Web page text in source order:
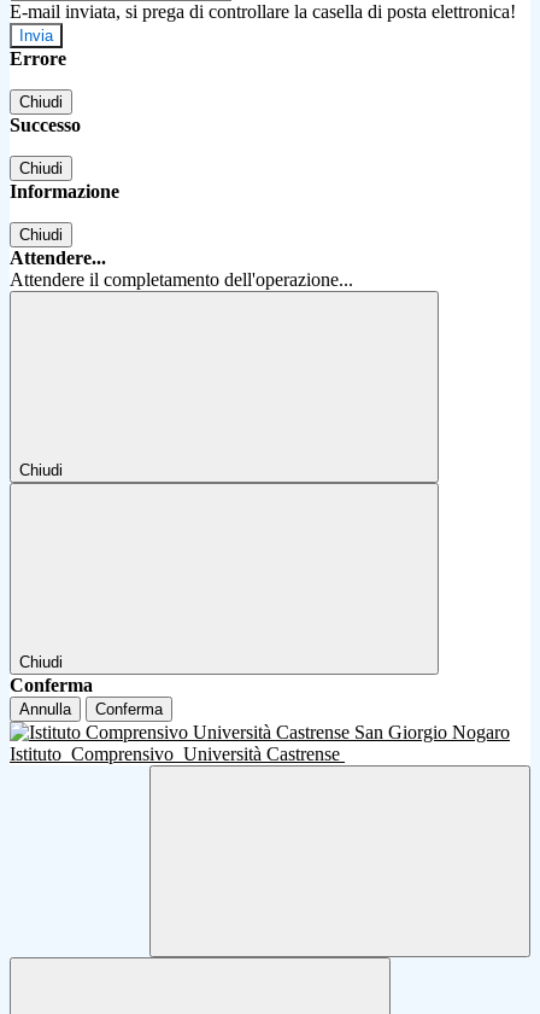
E-mail inviata, si prega di controllare la casella di posta elettronica!
Errore
Chiudi
Successo
Chiudi
Informazione
Chiudi
Attendere...
Attendere il completamento dell'operazione...
Chiudi
Chiudi
Conferma
Annulla Conferma
Istituto Comprensivo Università Castrense